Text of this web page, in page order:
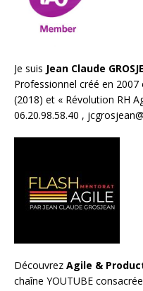
Je suis Jean Claude
Professionnel créé en 2007
(2018) et « Révolution RH
06.20.98.58.40 ,
Découvrez Agile &
chaîne YOUTUBE